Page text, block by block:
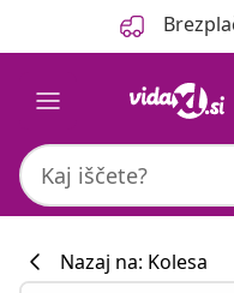
Nazaj na: Kolesa